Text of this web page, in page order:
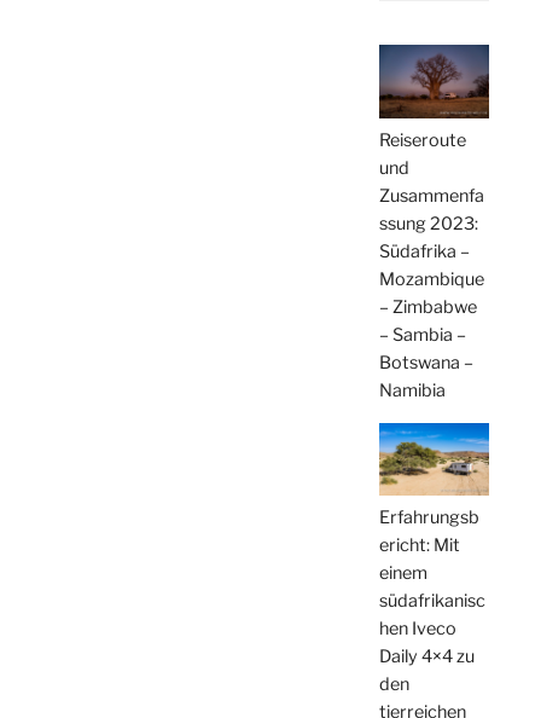
Reiseroute
und
Zusammenfa
ssung 2023:
Südafrika –
Mozambique
– Zimbabwe
– Sambia –
Botswana –
Namibia
Erfahrungsb
ericht: Mit
einem
südafrikanisc
hen Iveco
Daily 4×4 zu
den
tierreichen